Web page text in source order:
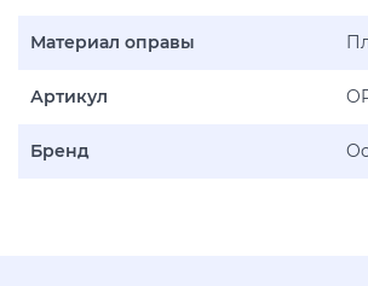
Материал оправы
Артикул
Бренд